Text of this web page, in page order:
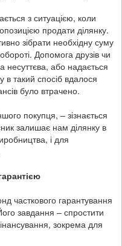
з ситуацією, коли
продати ділянку.
зібрати необхідну суму
Допомога друзів чи
несуттєва, або надається
в такий спосіб вдалося
було втрачено.
покупця, – зізнається
залишає нам ділянку в
і для
часткового гарантування
завдання –спростити
, зокрема для